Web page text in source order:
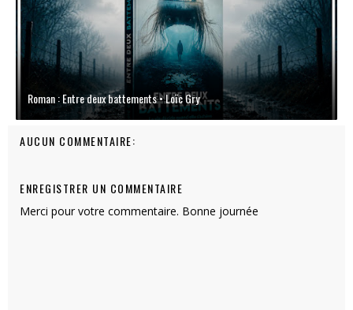
Roman : Entre deux battements • Loïc Gry
AUCUN COMMENTAIRE:
ENREGISTRER UN COMMENTAIRE
Merci pour votre commentaire. Bonne journée